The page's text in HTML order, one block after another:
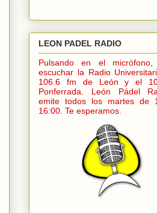
LEON PADEL RADIO
Pulsando en el micrófono,
escuchar la Radio
106.6 fm de León y el
Ponferrada. León Pádel
emite todos los martes de
16:00. Te esperamos.